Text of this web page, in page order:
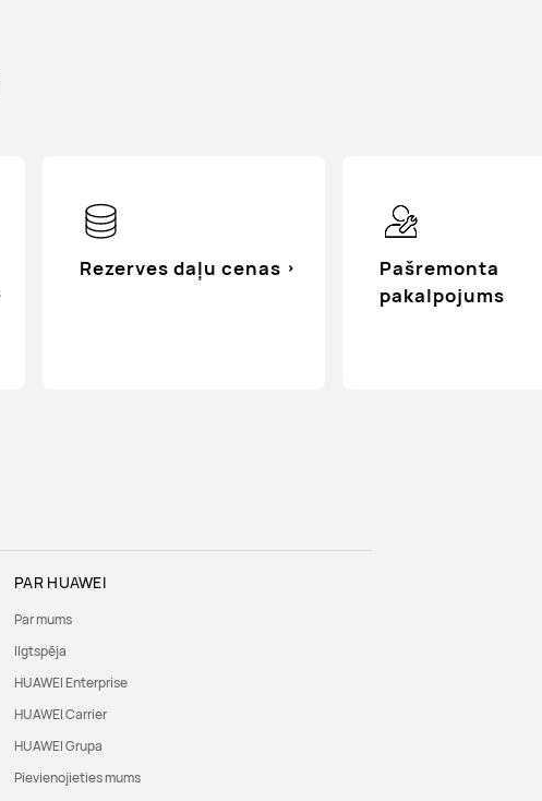
Rezerves daļu cenas
Pašremonta
pakalpojums
PAR HUAWEI
Par mums
Ilgtspēja
HUAWEI Enterprise
HUAWEI Carrier
HUAWEI Grupa
Pievienojieties mums